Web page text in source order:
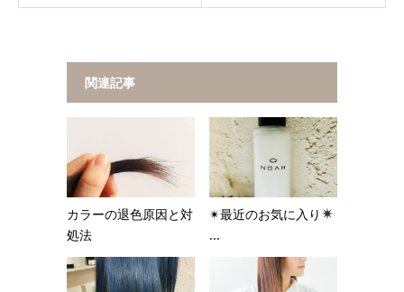
関連記事
カラーの退色原因と対
処法
✴︎最近のお気に入り
...